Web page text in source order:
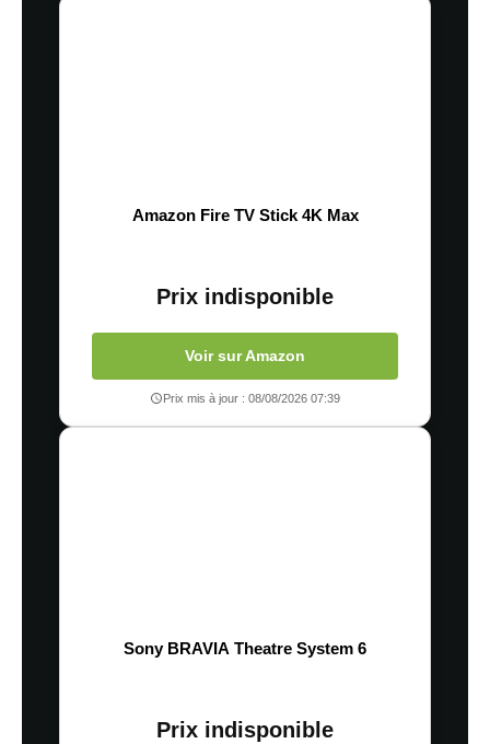
Amazon Fire TV Stick 4K Max
Prix indisponible
Voir sur Amazon
Prix mis à jour : 08/08/2026 07:39
Sony BRAVIA Theatre System 6
Prix indisponible